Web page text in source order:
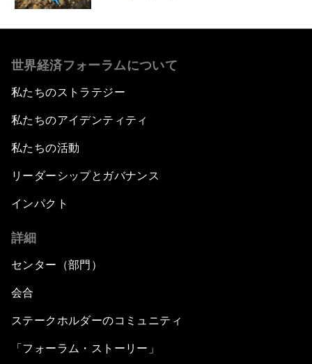
世界経済フォーラムについて
私たちのストラテジー
私たちのアイデンティティ
私たちの活動
リーダーシップとガバナンス
インパクト
詳細
センター（部門）
会合
ステークホルダーのコミュニティ
「フォーラム・ストーリー」